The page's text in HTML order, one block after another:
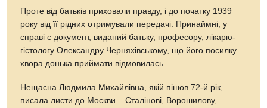
Проте від батьків приховали правду, і до початку 1939
року від її рідних отримували передачі. Принаймні, у
справі є документ, виданий батьку, професору, лікарю-
гістологу Олександру Черняхівському, що його посилку
хвора донька приймати відмовилась.
Нещасна Людмила Михайлівна, якій пішов 72-й рік,
писала листи до Москви – Сталінові, Ворошилову,